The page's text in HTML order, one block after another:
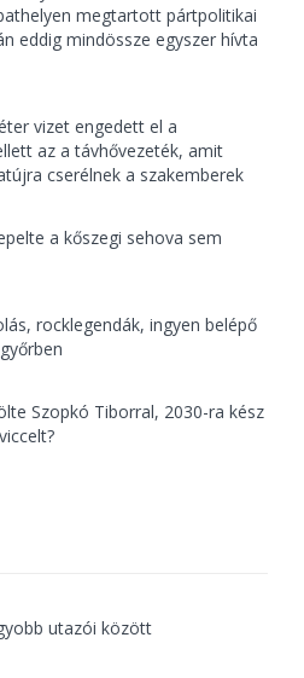
megtartott pártpolitikai
eddig mindössze egyszer hívta
vizet engedett el a
az a távhővezeték, amit
cserélnek a szakemberek
a kőszegi sehova sem
rocklegendák, ingyen belépő
Szopkó Tiborral, 2030-ra kész
utazói között